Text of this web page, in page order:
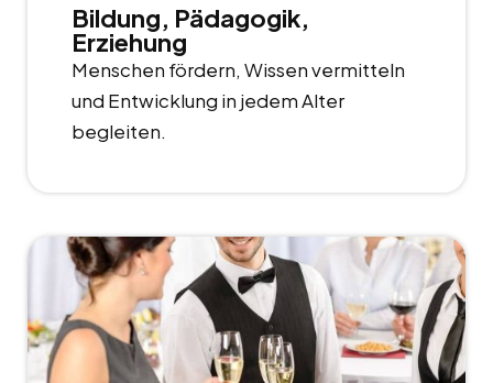
Bildung, Pädagogik,
Erziehung
Menschen fördern, Wissen vermitteln
und Entwicklung in jedem Alter
begleiten.